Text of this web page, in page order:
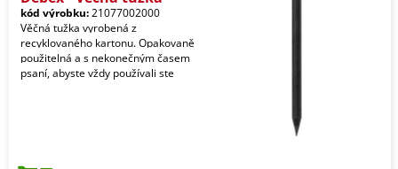
kód výrobku:21077002000
Věčná tužka vyrobená z
recyklovaného kartonu. Opakovaně
použitelná a s nekonečným časem
psaní, abyste vždy používali ste